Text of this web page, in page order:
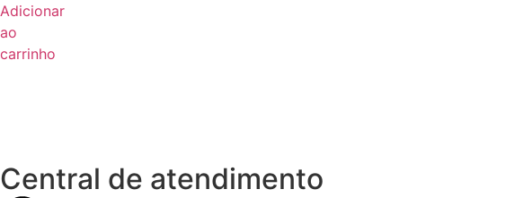
Adicionar
ao
carrinho
Central de atendimento